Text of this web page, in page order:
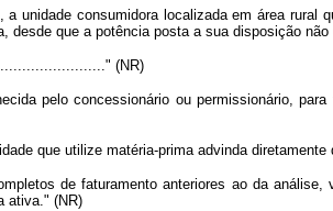
unidade consumidora localizada em área rural
desde que a potência posta a sua disposição
(NR)
pelo concessionário ou permissionário,
que utilize matéria-prima advinda
de faturamento anteriores ao da
ativa." (NR)